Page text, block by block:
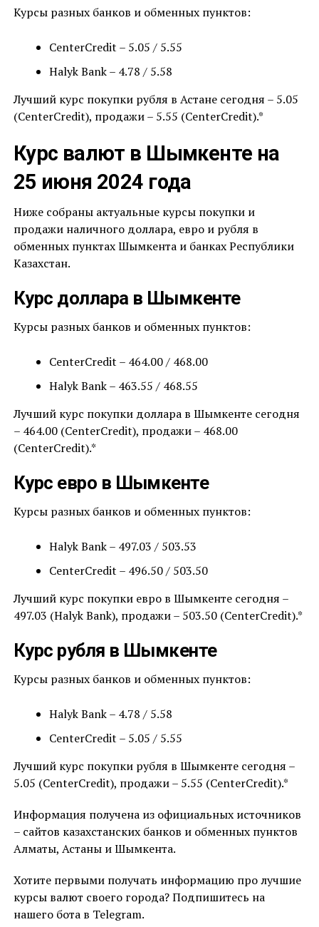
Курсы разных банков и обменных пунктов:
CenterCredit – 5.05 / 5.55
Halyk Bank – 4.78 / 5.58
Лучший курс покупки рубля в Астане сегодня – 5.05
(CenterCredit), продажи – 5.55 (CenterCredit).*
Курс валют в Шымкенте на
25 июня 2024 года
Ниже собраны актуальные курсы покупки и
продажи наличного доллара, евро и рубля в
обменных пунктах Шымкента и банках Республики
Казахстан.
Курс доллара в Шымкенте
Курсы разных банков и обменных пунктов:
CenterCredit – 464.00 / 468.00
Halyk Bank – 463.55 / 468.55
Лучший курс покупки доллара в Шымкенте сегодня
– 464.00 (CenterCredit), продажи – 468.00
(CenterCredit).*
Курс евро в Шымкенте
Курсы разных банков и обменных пунктов:
Halyk Bank – 497.03 / 503.53
CenterCredit – 496.50 / 503.50
Лучший курс покупки евро в Шымкенте сегодня –
497.03 (Halyk Bank), продажи – 503.50 (CenterCredit).*
Курс рубля в Шымкенте
Курсы разных банков и обменных пунктов:
Halyk Bank – 4.78 / 5.58
CenterCredit – 5.05 / 5.55
Лучший курс покупки рубля в Шымкенте сегодня –
5.05 (CenterCredit), продажи – 5.55 (CenterCredit).*
Информация получена из официальных источников
– сайтов казахстанских банков и обменных пунктов
Алматы, Астаны и Шымкента.
Хотите первыми получать информацию про лучшие
курсы валют своего города? Подпишитесь на
нашего бота в Telegram.